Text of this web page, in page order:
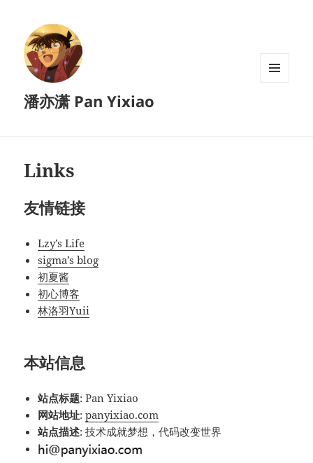
潘亦潇 Pan Yixiao
Links
友情链接
Lzy’s Life
sigma’s blog
初夏酱
初心博客
林洛羽Yuii
本站信息
站点标题: Pan Yixiao
网站地址:panyixiao.com
站点描述: 技术成就梦想，代码改变世界